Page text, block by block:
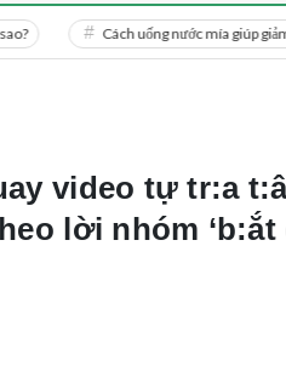
Cách uống nước mía giúp giảm cân cấp
video tự tr:a
lời nhóm ‘b:ắt